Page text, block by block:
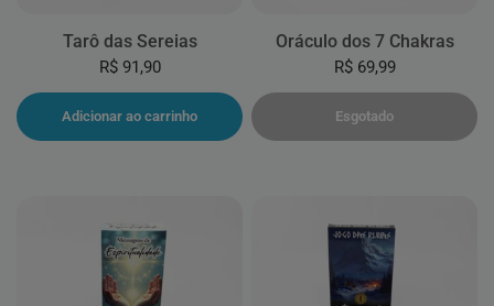
Tarô das Sereias
R$ 91,90
Adicionar ao carrinho
Oráculo dos 7 Chakras
R$ 69,99
Esgotado